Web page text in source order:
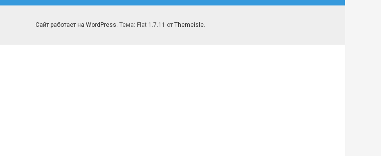
Сайт работает на WordPress. Тема: Flat 1.7.11 от Themeisle.